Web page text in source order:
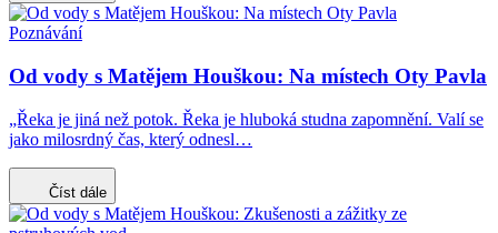
Poznávání
Od vody s Matějem Houškou: Na místech Oty Pavla
„Řeka je jiná než potok. Řeka je hluboká studna zapomnění. Valí se
jako milosrdný čas, který odnesl…
Číst dále